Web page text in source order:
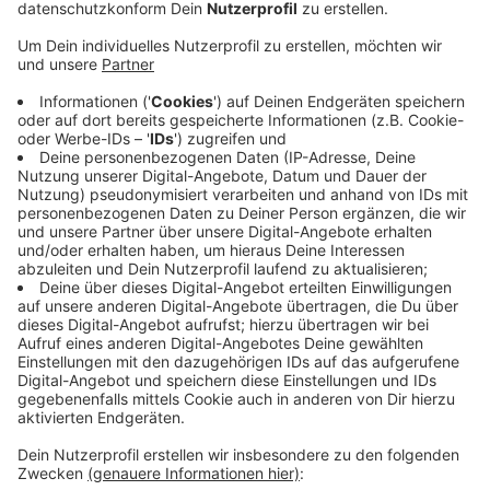
Demnach gibt es elf neue Krankentransportwagen. Die
Krankentransportwagen haben ein einheitliches
Design: Sie sind farblich in den typischen Farben
gehalten - nämlich Rot und Weiß. Außerdem ist das
Stadt-Wappen abgebildet. An den Türen gibt es eine
Beschriftung mit den Logos der beteiligten
Organisationen - das sind der Arbeiter-Samariter-Bund,
das Deutsche Rote Kreuz und die Johanniter-Unfall-
Hilfe. Eine Neuerung gegenüber den alten Fahrzeugen
ist außerdem, dass die Fahrzeuge eine
elektrohydraulische Trage haben. Das erleichtert dem
Personal die Arbeit, heißt es. Das erste Fahrzeug ist
schon im Einsatz, der Rest folgt in den kommenden
Wochen.
Anzeige